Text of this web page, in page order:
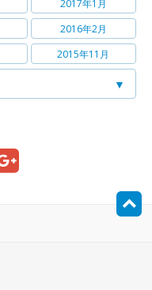
2017年1月
2016年2月
2015年11月